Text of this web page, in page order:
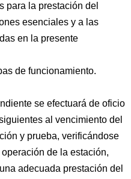
para la prestación del
esenciales y a las
en la presente
de funcionamiento.
se efectuará de oficio
al vencimiento del
y prueba, verificándose
de la estación,
adecuada prestación del